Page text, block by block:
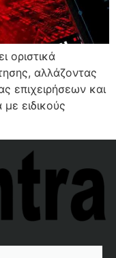
οριστικά
αλλάζοντας
επιχειρήσεων και
ειδικούς